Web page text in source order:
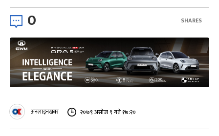
0 SHARES
अनलाइनखबर २०७९ असोज ९ गते १७:२०